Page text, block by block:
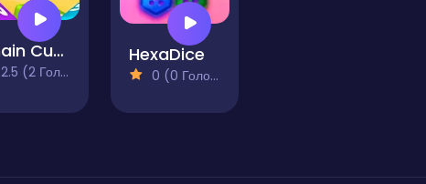
Chain Cube 2048 3D
2.5 (2 Голосів)
HexaDice
0 (0 Голосів)